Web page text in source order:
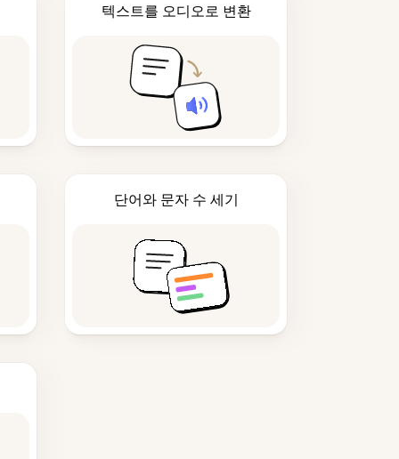
텍스트를 오디오로 변환
단어와 문자 수 세기